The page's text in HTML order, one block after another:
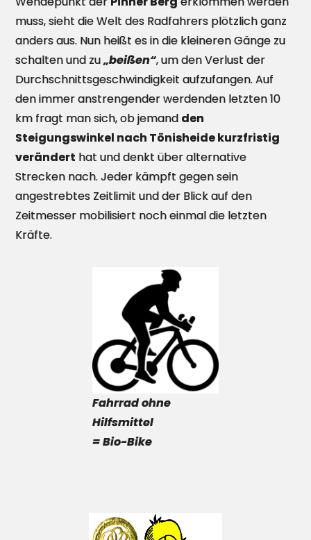
muss, sieht die Welt des Radfahrers plötzlich ganz
anders aus. Nun heißt es in die kleineren Gänge zu
schalten und zu„beißen“, um den Verlust der
Durchschnittsgeschwindigkeit aufzufangen. Auf
den immer anstrengender werdenden letzten 10
km fragt man sich, ob jemand den
Steigungswinkel nach Tönisheide kurzfristig
verändert hat und denkt über alternative
Strecken nach. Jeder kämpft gegen sein
angestrebtes Zeitlimit und der Blick auf den
Zeitmesser mobilisiert noch einmal die letzten
Kräfte.
Fahrrad ohne
Hilfsmittel
= Bio-Bike